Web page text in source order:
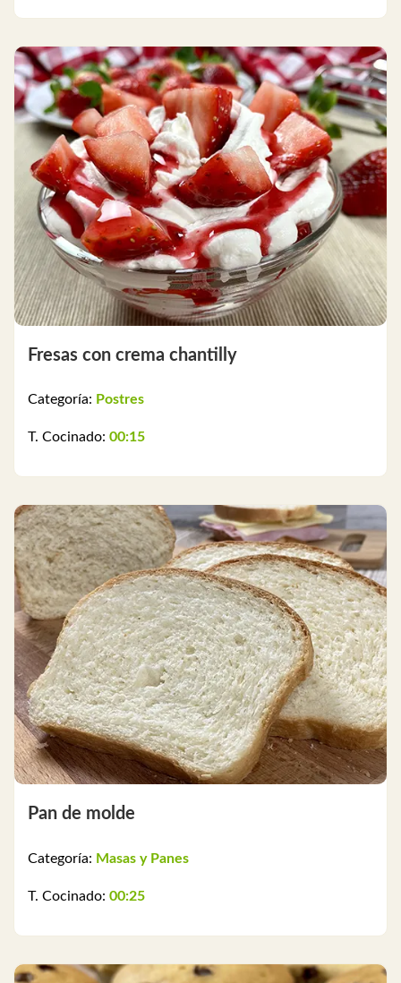
Fresas con crema chantilly
Categoría: Postres
T. Cocinado: 00:15
Pan de molde
Categoría: Masas y Panes
T. Cocinado: 00:25